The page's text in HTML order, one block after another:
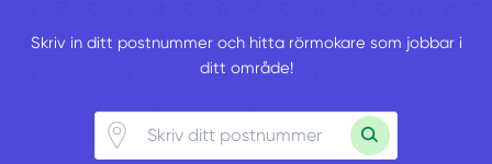
Skriv in ditt postnummer och hitta rörmokare som jobbar i
ditt område!